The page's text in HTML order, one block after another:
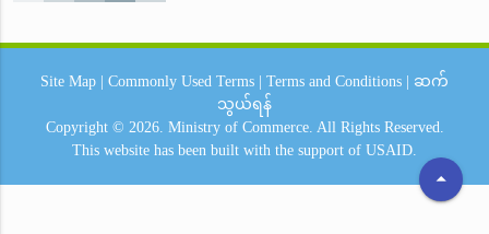
arrow_drop_up
Site Map Commonly Used Terms Terms and Conditions
ဆက်
သွယ်ရန်
Copyright © 2026. Ministry of Commerce. All Rights Reserved.
This website has been built with the support of USAID.